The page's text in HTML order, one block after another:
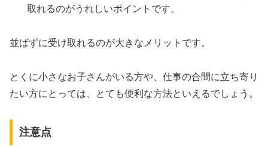
取れるのがうれしいポイントです。
並ばずに受け取れるのが大きなメリットです。
とくに小さなお子さんがいる方や、仕事の合間に立ち寄り
たい方にとっては、とても便利な方法といえるでしょう。
注意点